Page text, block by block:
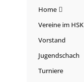
Home
Vereine im HSK
Vorstand
Jugendschach
Turniere